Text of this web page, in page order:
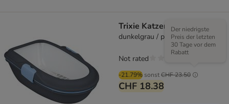
Trixie Katzentoilette Berto
dunkelgrau / pastellblau / granit
-21.79% sonstCHF 23.50
Der niedrigste
Preis der letzten
30 Tage vor dem
Rabatt
CHF 18.38
Not rated